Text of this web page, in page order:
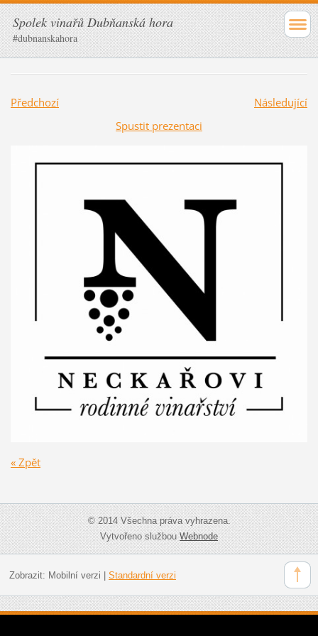
Spolek vinařů Dubňanská hora
#dubnanskahora
Předchozí
Následující
Spustit prezentaci
« Zpět
© 2014 Všechna práva vyhrazena.
Vytvořeno službouWebnode
Zobrazit: Mobilní verzi Standardní verzi